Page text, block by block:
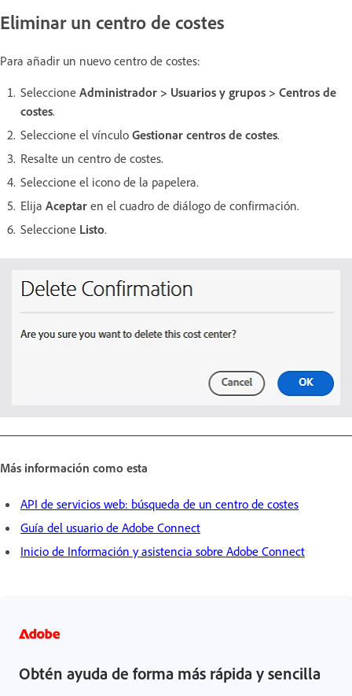
Eliminar un centro de costes
Para añadir un nuevo centro de costes:
Seleccione Administrador > Usuarios y grupos > Centros de
costes.
Seleccione el vínculo Gestionar centros de costes.
Resalte un centro de costes.
Seleccione el icono de la papelera.
Elija Aceptar en el cuadro de diálogo de confirmación.
Seleccione Listo.
Más información como esta
API de servicios web: búsqueda de un centro de costes
Guía del usuario de Adobe Connect
Inicio de Información y asistencia sobre Adobe Connect
Obtén ayuda de forma más rápida y sencilla